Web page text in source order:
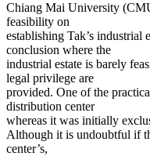
Chiang Mai University
feasibility on
establishing Tak’s industrial
conclusion where the
industrial estate is barely
legal privilege are
provided. One of the
distribution center
whereas it was initially
Although it is undoubtful if
center’s,